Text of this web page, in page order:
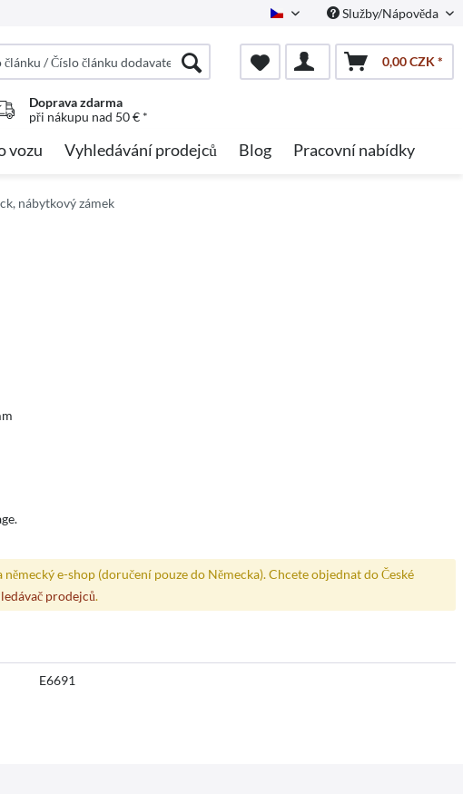
Czech Služby/Nápověda
0,00 CZK *
Doprava zdarma
při nákupu nad 50 € *
vozu Vyhledávání prodejců Blog Pracovní nabídky
nábytkový zámek
e-shop (doručení pouze do Německa). Chcete objednat do České
prodejců.
E6691